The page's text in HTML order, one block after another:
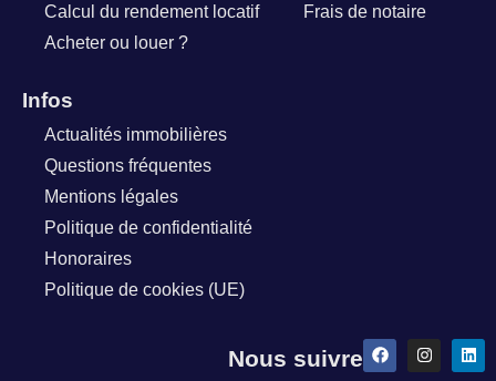
Calcul du rendement locatif
Frais de notaire
Acheter ou louer ?
Infos
Actualités immobilières
Questions fréquentes
Mentions légales
Politique de confidentialité
Honoraires
Politique de cookies (UE)
Nous suivre